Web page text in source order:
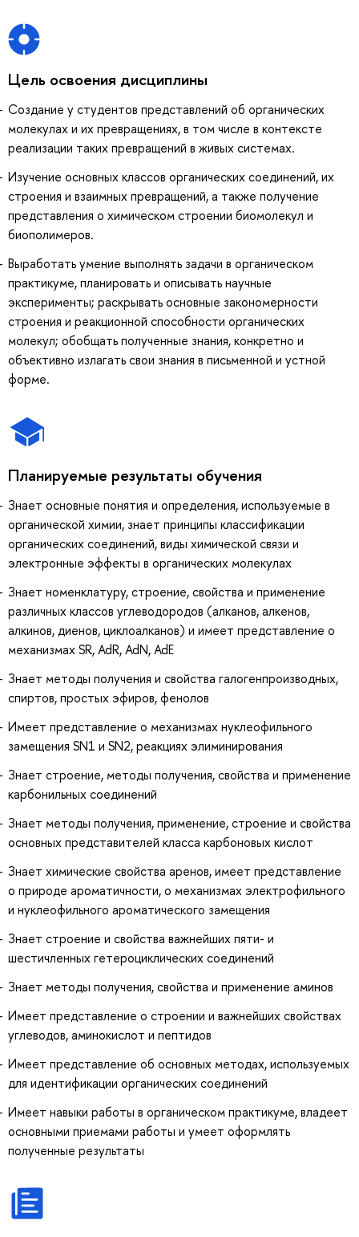
Цель освоения дисциплины
Создание у студентов представлений об органических
молекулах и их превращениях, в том числе в контексте
реализации таких превращений в живых системах.
Изучение основных классов органических соединений, их
строения и взаимных превращений, а также получение
представления о химическом строении биомолекул и
биополимеров.
Выработать умение выполнять задачи в органическом
практикуме, планировать и описывать научные
эксперименты; раскрывать основные закономерности
строения и реакционной способности органических
молекул; обобщать полученные знания, конкретно и
объективно излагать свои знания в письменной и устной
форме.
Планируемые результаты обучения
Знает основные понятия и определения, используемые в
органической химии, знает принципы классификации
органических соединений, виды химической связи и
электронные эффекты в органических молекулах
Знает номенклатуру, строение, свойства и применение
различных классов углеводородов (алканов, алкенов,
алкинов, диенов, циклоалканов) и имеет представление о
механизмах SR, AdR, AdN, AdE
Знает методы получения и свойства галогенпроизводных,
спиртов, простых эфиров, фенолов
Имеет представление о механизмах нуклеофильного
замещения SN1 и SN2, реакциях элиминирования
Знает строение, методы получения, свойства и применение
карбонильных соединений
Знает методы получения, применение, строение и свойства
основных представителей класса карбоновых кислот
Знает химические свойства аренов, имеет представление
о природе ароматичности, о механизмах электрофильного
и нуклеофильного ароматического замещения
Знает строение и свойства важнейших пяти- и
шестичленных гетероциклических соединений
Знает методы получения, свойства и применение аминов
Имеет представление о строении и важнейших свойствах
углеводов, аминокислот и пептидов
Имеет представление об основных методах, используемых
для идентификации органических соединений
Имеет навыки работы в органическом практикуме, владеет
основными приемами работы и умеет оформлять
полученные результаты